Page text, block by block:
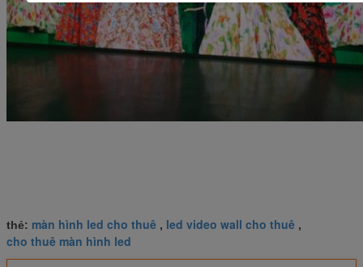
thẻ: màn hình led cho thuê , led video wall cho thuê ,
cho thuê màn hình led